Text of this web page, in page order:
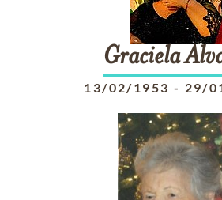
Graciela
13/02/1953 - 29/